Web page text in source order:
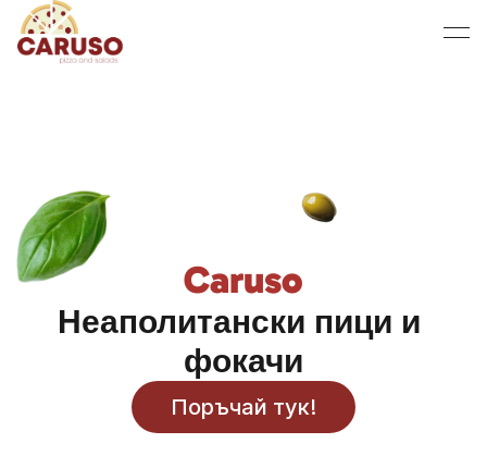
Caruso
Неаполитански пици и
фокачи
Поръчай тук!